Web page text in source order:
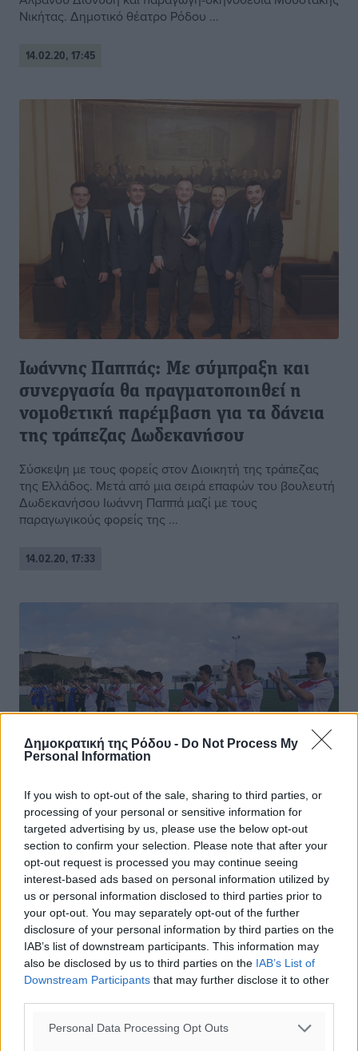
Δημοκρατική της Ρόδου - Do Not Process My
Personal Information
If you wish to opt-out of the sale, sharing to third parties, or
processing of your personal or sensitive information for
targeted advertising by us, please use the below opt-out
section to confirm your selection. Please note that after your
opt-out request is processed you may continue seeing
interest-based ads based on personal information utilized by
us or personal information disclosed to third parties prior to
your opt-out. You may separately opt-out of the further
disclosure of your personal information by third parties on the
IAB’s list of downstream participants. This information may
also be disclosed by us to third parties on the IAB’s List of
Downstream Participants that may further disclose it to other
Personal Data Processing Opt Outs
Νικήτας. Δημοτικό θέατρο Ρόδου ...
14.02.20, 17:45
Ιωάννης Παππάς: Με σύμπραξη και
συνεργασία θα πραγματοποιηθεί η
νομοθετική παρέμβαση για τα δάνεια
της τράπεζας Δωδεκανήσου
Σύσκεψη με τους φορείς στον Διοικητή της τράπεζας
της Ελλάδος. Μετά από μια σειρά επαφών του βουλευτή
Δωδεκανήσου Ιωάννη Παππά μαζί με τους
παραγωγικούς φορείς της ...
14.02.20, 17:33
Πρωτάθλημα Κ-16: Οι «σφυρίχτρες»
του σαββατοκύριακου
Ορίστηκαν από την ΕΠΣΔ οι διαιτητές που θα
«σφυρίξουν» τα παιχνίδια του πρωταθλήματος Κ-16 και
στους δύο ομίλους, τα οποία θα διεξαχθούν μέσα στο
σαββατοκύριακο. Αναλυτικά: ...